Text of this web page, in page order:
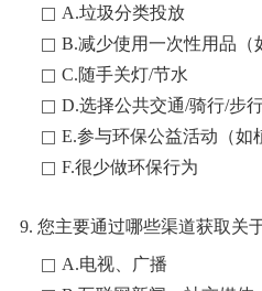
A.垃圾分类投放
B.减少使用一次性用品（
C.随手关灯/节水
D.选择公共交通/骑行/步
E.参与环保公益活动（如
F.很少做环保行为
9. 您主要通过哪些渠道获取关
A.电视、广播